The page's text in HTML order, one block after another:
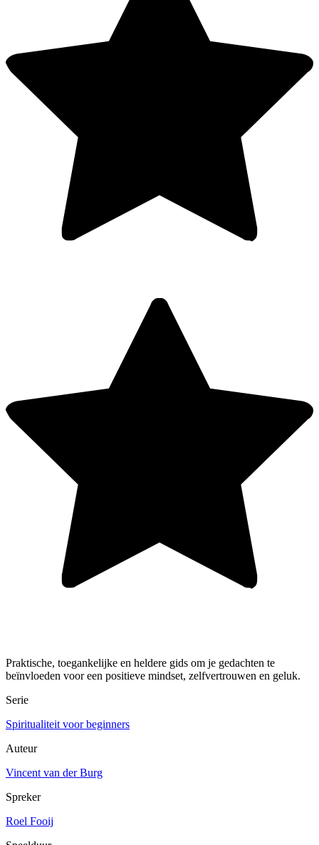
Praktische, toegankelijke en heldere gids om je gedachten te
beïnvloeden voor een positieve mindset, zelfvertrouwen en geluk.
Serie
Spiritualiteit voor beginners
Auteur
Vincent van der Burg
Spreker
Roel Fooij